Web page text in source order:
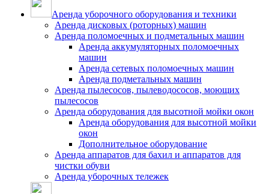
Аренда уборочного оборудования и техники
Аренда дисковых (роторных) машин
Аренда поломоечных и подметальных машин
Аренда аккумуляторных поломоечных
машин
Аренда сетевых поломоечных машин
Аренда подметальных машин
Аренда пылесосов, пылеводососов, моющих
пылесосов
Аренда оборудования для высотной мойки окон
Аренда оборудования для высотной мойки
окон
Дополнительное оборудование
Аренда аппаратов для бахил и аппаратов для
чистки обуви
Аренда уборочных тележек